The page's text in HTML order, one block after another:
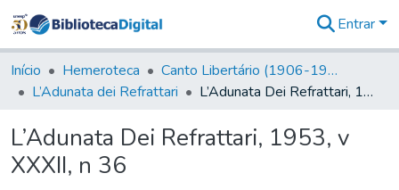
&
Coleções
Tudo na
Digital
Entrar
Início Hemeroteca
Canto Libertário (1906-1995)
L’Adunata dei Refrattari
L’Adunata Dei Refrattari, 1953, v XXXII, n 36
L’Adunata Dei Refrattari, 1953, v
XXXII, n 36